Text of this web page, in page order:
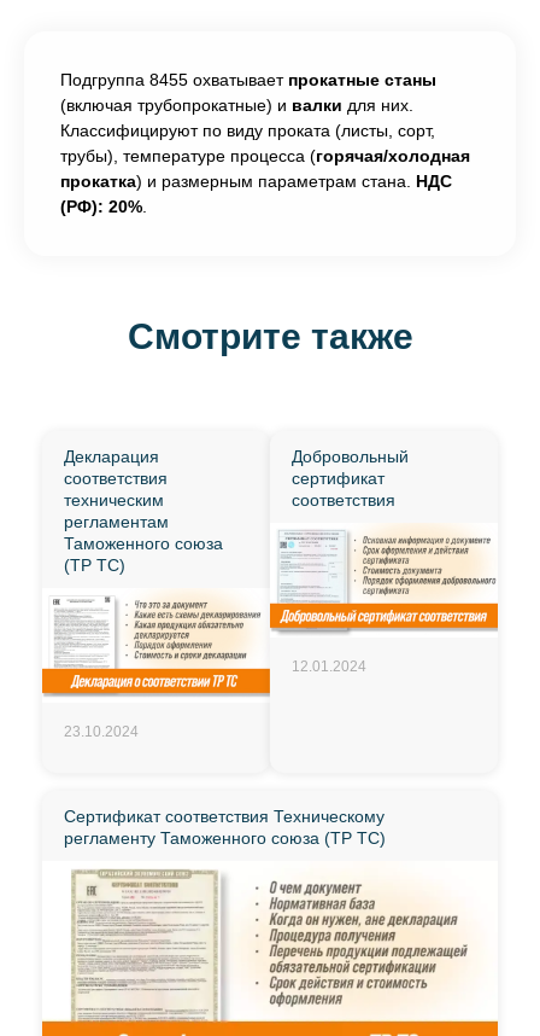
Подгруппа 8455 охватывает прокатные станы
(включая трубопрокатные) и валки для них.
Классифицируют по виду проката (листы, сорт,
трубы), температуре процесса (горячая/холодная
прокатка) и размерным параметрам стана. НДС
(РФ): 20%
Смотрите также
Декларация
соответствия
техническим
регламентам
Таможенного союза
(ТР ТС)
23.10.2024
Добровольный
сертификат
соответствия
12.01.2024
Сертификат соответствия Техническому
регламенту Таможенного союза (ТР ТС)